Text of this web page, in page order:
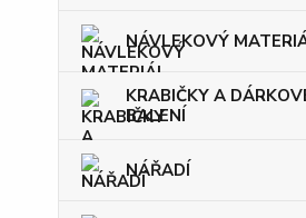
NÁVLEKOVÝ
KRABIČKY A
BALENÍ
NÁŘADÍ